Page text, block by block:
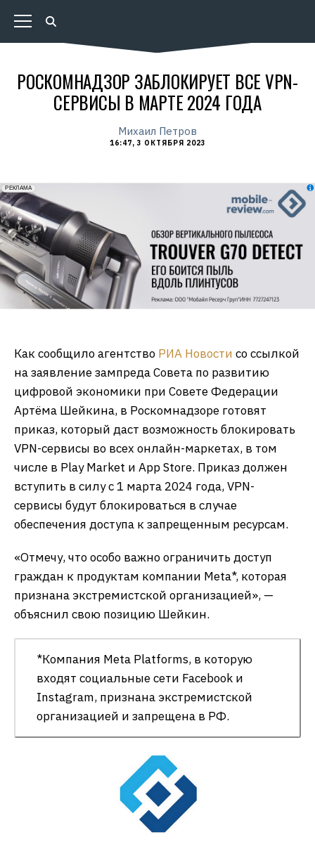
РОСКОМНАДЗОР ЗАБЛОКИРУЕТ ВСЕ VPN-
СЕРВИСЫ В МАРТЕ 2024 ГОДА
Михаил Петров
16:47, 3 ОКТЯБРЯ 2023
erid: 2VfnxxmNzs5
РЕКЛАМА
Как сообщило агентство РИА Новости со ссылкой
на заявление зампреда Совета по развитию
цифровой экономики при Совете Федерации
Артёма Шейкина, в Роскомнадзоре готовят
приказ, который даст возможность блокировать
VPN-сервисы во всех онлайн-маркетах, в том
числе в Play Market и App Store. Приказ должен
вступить в силу с 1 марта 2024 года, VPN-
сервисы будут блокироваться в случае
обеспечения доступа к запрещенным ресурсам.
«Отмечу, что особо важно ограничить доступ
граждан к продуктам компании Meta*, которая
признана экстремистской организацией», —
объяснил свою позицию Шейкин.
*Компания Meta Platforms, в которую
входят социальные сети Facebook и
Instagram, признана экстремистской
организацией и запрещена в РФ.